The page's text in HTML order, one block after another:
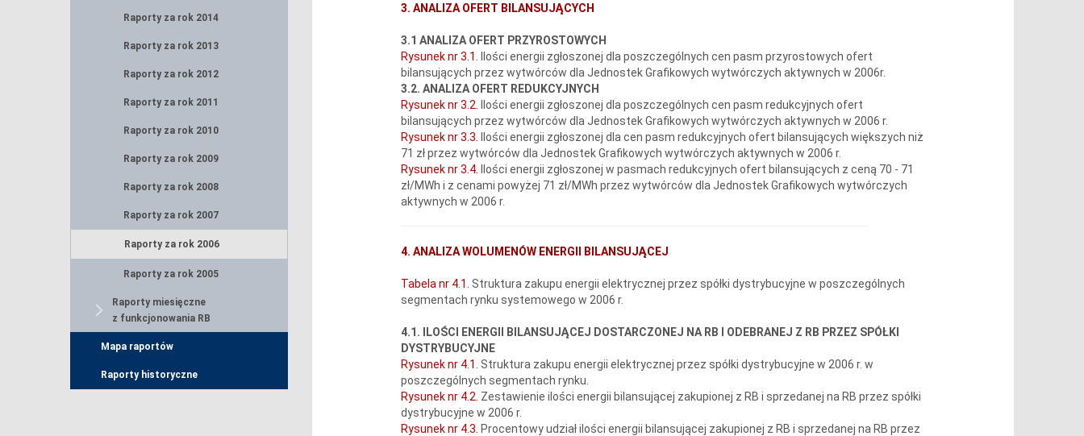
Raporty za rok 2014
Raporty za rok 2013
Raporty za rok 2012
Raporty za rok 2011
Raporty za rok 2010
Raporty za rok 2009
Raporty za rok 2008
Raporty za rok 2007
Raporty za rok 2006
Raporty za rok 2005
Raporty miesięczne
z funkcjonowania RB
Mapa raportów
Raporty historyczne
3. ANALIZA OFERT BILANSUJĄCYCH
3.1 ANALIZA OFERT PRZYROSTOWYCH
Rysunek nr 3.1.
Ilości energii zgłoszonej dla poszczególnych cen pasm przyrostowych ofert
bilansujących przez wytwórców dla Jednostek Grafikowych wytwórczych aktywnych w 2006r.
3.2. ANALIZA OFERT REDUKCYJNYCH
Rysunek nr 3.2.
Ilości energii zgłoszonej dla poszczególnych cen pasm redukcyjnych ofert
bilansujących przez wytwórców dla Jednostek Grafikowych wytwórczych aktywnych w 2006 r.
Rysunek nr 3.3.
Ilości energii zgłoszonej dla cen pasm redukcyjnych ofert bilansujących większych niż
71 zł przez wytwórców dla Jednostek Grafikowych wytwórczych aktywnych w 2006 r.
Rysunek nr 3.4.
Ilości energii zgłoszonej w pasmach redukcyjnych ofert bilansujących z ceną 70 - 71
zł/MWh i z cenami powyżej 71 zł/MWh przez wytwórców dla Jednostek Grafikowych wytwórczych
aktywnych w 2006 r.
4. ANALIZA WOLUMENÓW ENERGII BILANSUJĄCEJ
Tabela nr 4.1. Struktura zakupu energii elektrycznej przez spółki dystrybucyjne w poszczególnych
segmentach rynku systemowego w 2006 r.
4.1. ILOŚCI ENERGII BILANSUJĄCEJ DOSTARCZONEJ NA RB I ODEBRANEJ Z RB PRZEZ SPÓŁKI
DYSTRYBUCYJNE
Rysunek nr 4.1.
Struktura zakupu energii elektrycznej przez spółki dystrybucyjne w 2006 r. w
poszczególnych segmentach rynku.
Rysunek nr 4.2. Zestawienie ilości energii bilansującej zakupionej z RB i sprzedanej na RB przez spółki
dystrybucyjne w 2006 r.
Rysunek nr 4.3. Procentowy udział ilości energii bilansującej zakupionej z RB i sprzedanej na RB przez